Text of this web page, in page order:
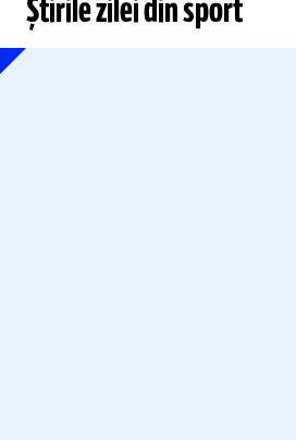
Știrile zilei din sport